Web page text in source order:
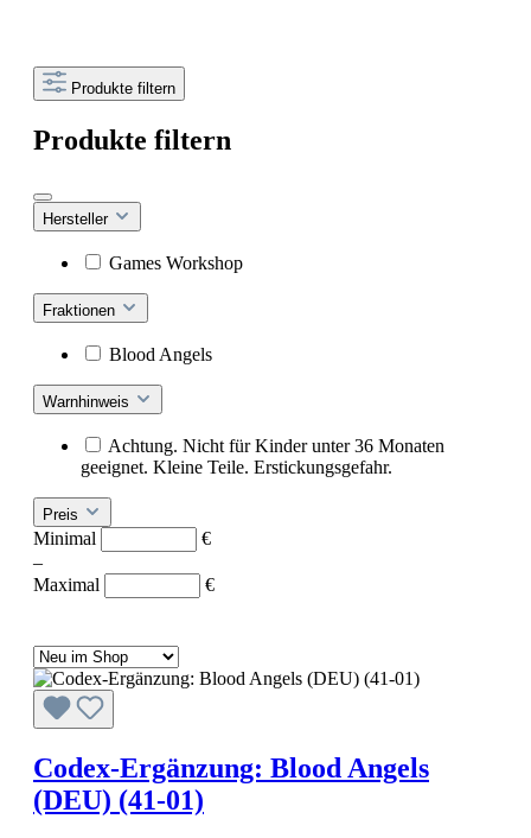
Produkte filtern
Produkte filtern
Hersteller
Games Workshop
Fraktionen
Blood Angels
Warnhinweis
Achtung. Nicht für Kinder unter 36 Monaten
geeignet. Kleine Teile. Erstickungsgefahr.
Preis
Minimal
€
–
Maximal
€
Codex-Ergänzung: Blood Angels
(DEU) (41-01)